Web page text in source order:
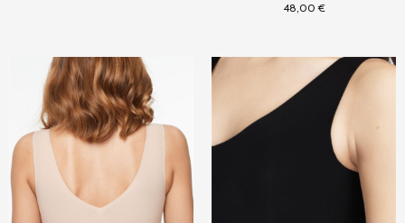
48,00€